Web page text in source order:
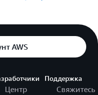
AWS
Центр
Поддержка
Свяжитесь